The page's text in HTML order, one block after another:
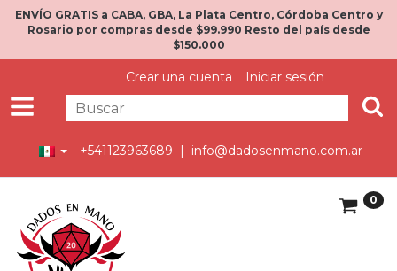
ENVÍO GRATIS a CABA, GBA, La Plata Centro, Córdoba Centro y
Rosario por compras desde $99.990 Resto del país desde
$150.000
Crear una cuenta Iniciar sesión
+541123963689 | info@dadosenmano.com.ar
0